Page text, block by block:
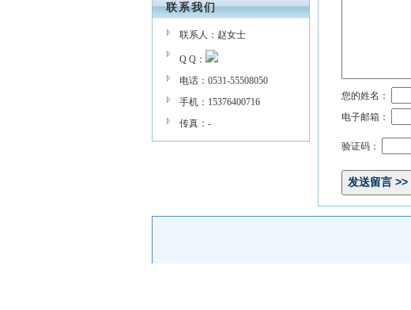
联系我们
联系人：赵女士
Q Q：
电话：0531-55508050
手机：15376400716
传真：-
您的姓名：
电子邮箱：
验证码：